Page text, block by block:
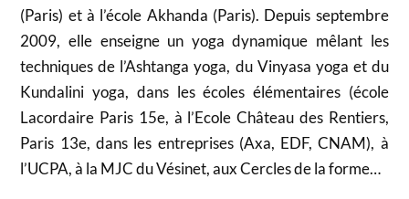
(Paris) et à l’école Akhanda (Paris). Depuis septembre
2009, elle enseigne un yoga dynamique mêlant les
techniques de l’Ashtanga yoga, du Vinyasa yoga et du
Kundalini yoga, dans les écoles élémentaires (école
Lacordaire Paris 15e, à l’Ecole Château des Rentiers,
Paris 13e, dans les entreprises (Axa, EDF, CNAM), à
l’UCPA, à la MJC du Vésinet, aux Cercles de la forme…